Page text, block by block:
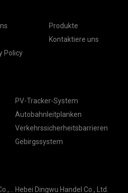
Produkte
Kontaktiere uns
Policy
PV-Tracker-System
Autobahnleitplanken
Verkehrssicherheitsbarrieren
Gebirgssystem
Hebei Dingwu Handel Co., Ltd.